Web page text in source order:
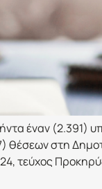
έναν
θέσεων στη
τεύχος